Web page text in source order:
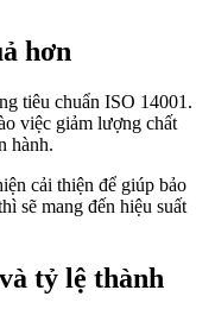
hơn
tiêu chuẩn ISO 14001.
việc giảm lượng chất
hành.
cải thiện để giúp bảo
sẽ mang đến hiệu suất
tỷ lệ thành